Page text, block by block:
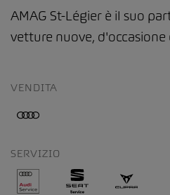
AMAG St-Légier è il suo
vetture nuove, d'occasione
VENDITA
SERVIZIO